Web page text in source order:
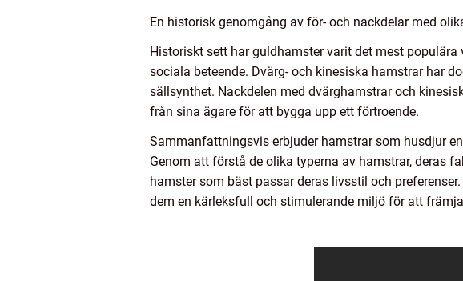
En historisk genomgång av för- och nackdelar med
Historiskt sett har guldhamster varit det mest
sociala beteende. Dvärg- och kinesiska hamstrar har
sällsynthet. Nackdelen med dvärghamstrar och
från sina ägare för att bygga upp ett förtroende.
Sammanfattningsvis erbjuder hamstrar som husdjur
Genom att förstå de olika typerna av hamstrar, deras
hamster som bäst passar deras livsstil och
dem en kärleksfull och stimulerande miljö för att